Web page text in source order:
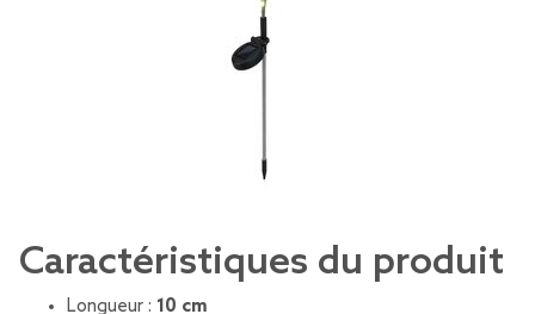
Caractéristiques du produit
Longueur : 10 cm